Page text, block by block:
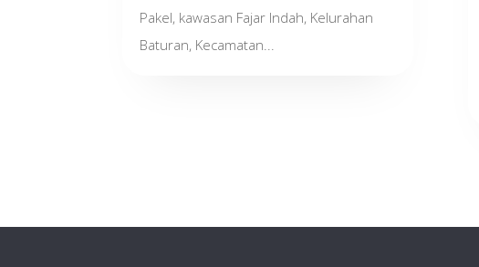
Pakel, kawasan Fajar Indah, Kelurahan
Baturan, Kecamatan...